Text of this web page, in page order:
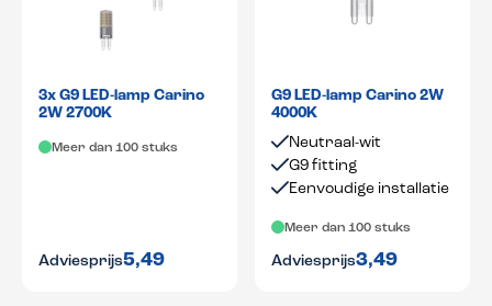
3x G9 LED-lamp Carino
2W 2700K
Meer dan 100 stuks
Adviesprijs5,49
G9 LED-lamp Carino 2W
4000K
Neutraal-wit
G9 fitting
Eenvoudige installatie
Meer dan 100 stuks
Adviesprijs3,49